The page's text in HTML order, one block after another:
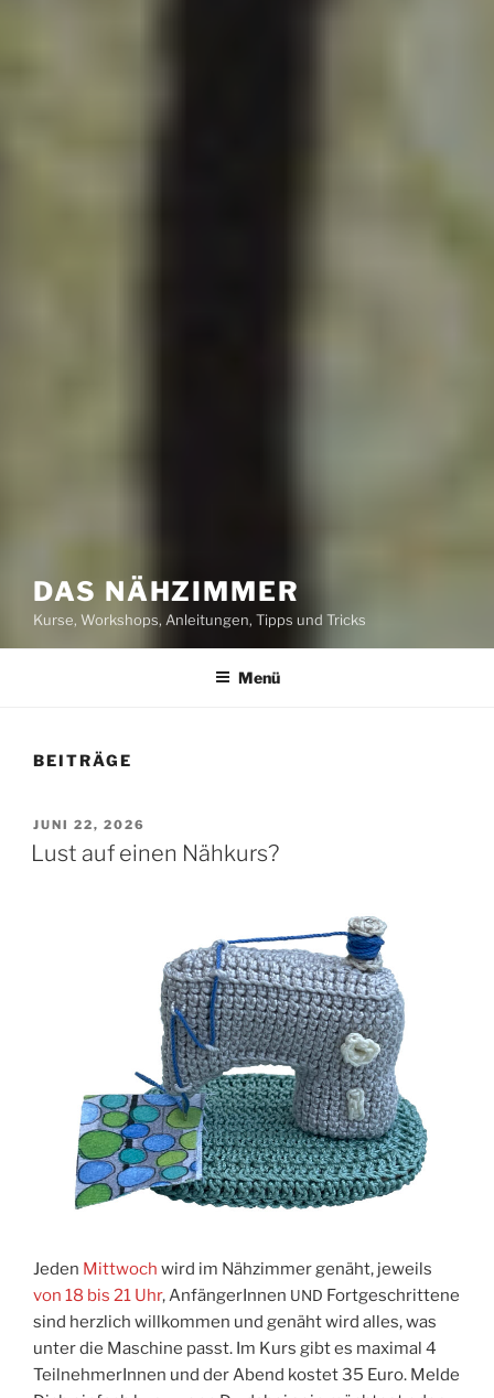
DAS NÄHZIMMER
Kurse, Workshops, Anleitungen, Tipps und Tricks
Menü
BEITRÄGE
VERÖFFENTLICHT
AM
JUNI 22, 2026
Lust auf einen Nähkurs?
Jeden Mitt­woch wird im Näh­zim­mer genäht, jeweils
von 18 bis 21 Uhr, Anfän­ge­rIn­nen UND Fort­ge­schrit­te­ne
sind herz­lich will­kom­men und genäht wird alles, was
unter die Maschi­ne passt. Im Kurs gibt es maxi­mal 4
Teil­neh­me­rIn­nen und der Abend kos­tet 35 Euro. Mel­de